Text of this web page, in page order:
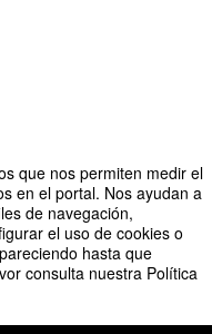
que nos permiten medir el
en el portal. Nos ayudan a
de navegación,
el uso de cookies o
hasta que
consulta nuestra Política
Ciencias Jurídicas y Sociales